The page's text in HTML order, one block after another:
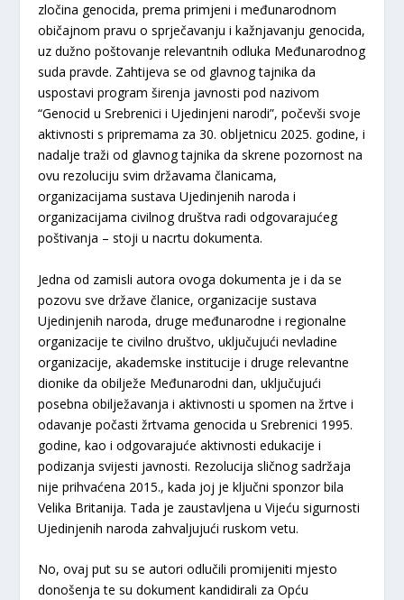
zločina genocida, prema primjeni i međunarodnom
običajnom pravu o sprječavanju i kažnjavanju genocida,
uz dužno poštovanje relevantnih odluka Međunarodnog
suda pravde. Zahtijeva se od glavnog tajnika da
uspostavi program širenja javnosti pod nazivom
“Genocid u Srebrenici i Ujedinjeni narodi”, počevši svoje
aktivnosti s pripremama za 30. obljetnicu 2025. godine, i
nadalje traži od glavnog tajnika da skrene pozornost na
ovu rezoluciju svim državama članicama,
organizacijama sustava Ujedinjenih naroda i
organizacijama civilnog društva radi odgovarajućeg
poštivanja – stoji u nacrtu dokumenta.
Jedna od zamisli autora ovoga dokumenta je i da se
pozovu sve države članice, organizacije sustava
Ujedinjenih naroda, druge međunarodne i regionalne
organizacije te civilno društvo, uključujući nevladine
organizacije, akademske institucije i druge relevantne
dionike da obilježe Međunarodni dan, uključujući
posebna obilježavanja i aktivnosti u spomen na žrtve i
odavanje počasti žrtvama genocida u Srebrenici 1995.
godine, kao i odgovarajuće aktivnosti edukacije i
podizanja svijesti javnosti. Rezolucija sličnog sadržaja
nije prihvaćena 2015., kada joj je ključni sponzor bila
Velika Britanija. Tada je zaustavljena u Vijeću sigurnosti
Ujedinjenih naroda zahvaljujući ruskom vetu.
No, ovaj put su se autori odlučili promijeniti mjesto
donošenja te su dokument kandidirali za Opću